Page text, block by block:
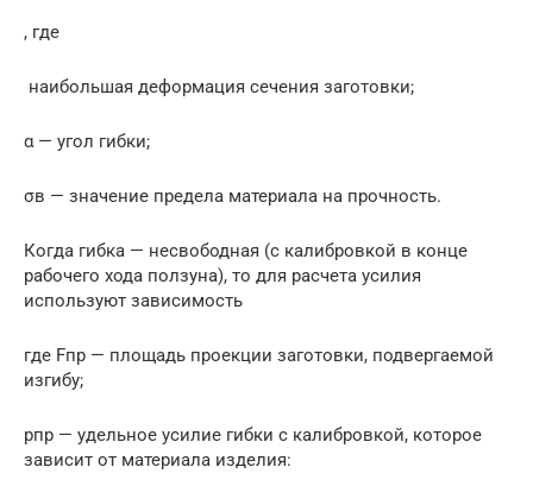
, где
наибольшая деформация сечения заготовки;
α — угол гибки;
σв — значение предела материала на прочность.
Когда гибка — несвободная (с калибровкой в конце
рабочего хода ползуна), то для расчета усилия
используют зависимость
где Fпр — площадь проекции заготовки, подвергаемой
изгибу;
pпр — удельное усилие гибки с калибровкой, которое
зависит от материала изделия: